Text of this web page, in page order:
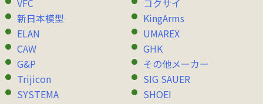
新日本模型
KingArms
ELAN
UMAREX
CAW
GHK
G&P
その他メーカー
Trijicon
SIG SAUER
SYSTEMA
SHOEI